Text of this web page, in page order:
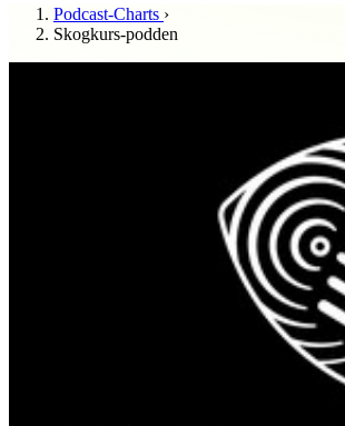
Podcast-Charts ›
Skogkurs-podden